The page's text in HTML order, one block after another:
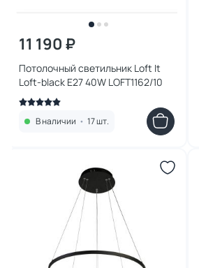
11 190 ₽
Потолочный светильник Loft It
Loft-black E27 40W LOFT1162/10
В наличии • 17 шт.